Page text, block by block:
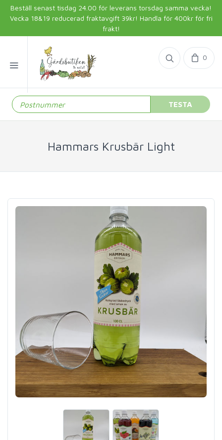
Beställ senast tisdag 24.00 för leverans torsdag samma vecka!
Vecka 18&19 reducerad fraktavgift 39kr! Handla för 400kr för fri
frakt!
0
TESTA
Hammars Krusbär Light